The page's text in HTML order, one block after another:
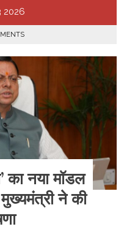
2026
का नया मॉडल
ने की